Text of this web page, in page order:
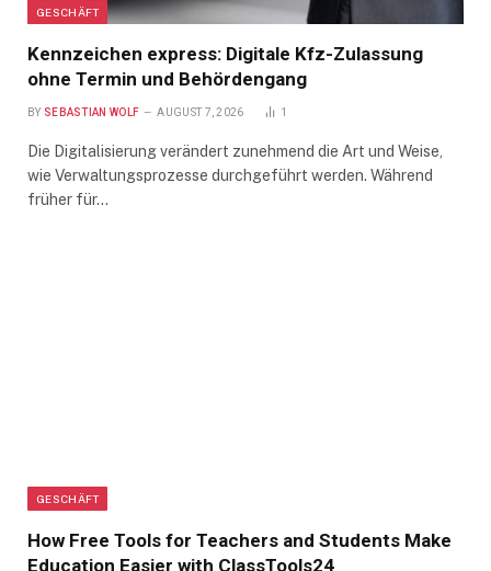
GESCHÄFT
Kennzeichen express: Digitale Kfz-Zulassung
ohne Termin und Behördengang
BY SEBASTIAN WOLF AUGUST 7, 2026 1
Die Digitalisierung verändert zunehmend die Art und Weise,
wie Verwaltungsprozesse durchgeführt werden. Während
früher für…
GESCHÄFT
How Free Tools for Teachers and Students Make
Education Easier with ClassTools24